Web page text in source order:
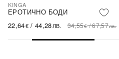
-34%
KINGA
ЕРОТИЧНО БОДИ
22,64€/ 44,28ЛВ. 34,55€/67,57лв.